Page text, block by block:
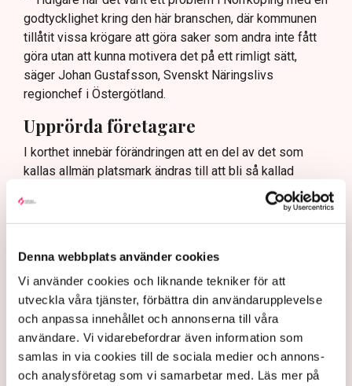
Denna webbplats använder cookies
Vi använder cookies och liknande tekniker för att
utveckla våra tjänster, förbättra din användarupplevelse
och anpassa innehållet och annonserna till våra
användare. Vi vidarebefordrar även information som
samlas in via cookies till de sociala medier och annons-
och analysföretag som vi samarbetar med. Läs mer på
godtycklighet kring den här branschen, där kommunen
tillåtit vissa krögare att göra saker som andra inte fått
göra utan att kunna motivera det på ett rimligt sätt,
säger Johan Gustafsson, Svenskt Näringslivs
regionchef i Östergötland.
Upprörda företagare
I korthet innebär förändringen att en del av det som
kallas allmän platsmark ändras till att bli så kallad
kvartersmark. Allmän platsmark är till för allmänheten
och kan bara upplåtas för annan verksamhet, till
exempel en uteservering, under begränsad tid och får
och inglasning.
– Det har funnits konstruktioner runt uteserveringarna
som inte varit öppna och sådana är inte tillåtna på
offentlig mark. Därför görs förändringarna, säger Maria
Egebäck, enhetschef på driftstöd och service i
Norrköping.